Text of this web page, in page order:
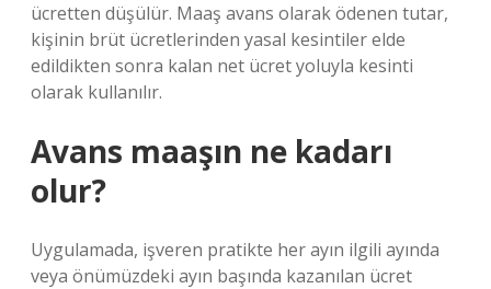
ücretten düşülür. Maaş avans olarak ödenen tutar,
kişinin brüt ücretlerinden yasal kesintiler elde
edildikten sonra kalan net ücret yoluyla kesinti
olarak kullanılır.
Avans maaşın ne kadarı
olur?
Uygulamada, işveren pratikte her ayın ilgili ayında
veya önümüzdeki ayın başında kazanılan ücret